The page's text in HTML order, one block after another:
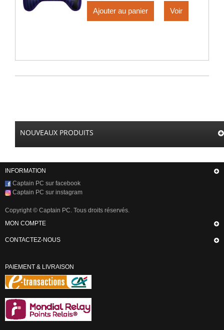
Ajouter au panier Voir
NOUVEAUX PRODUITS
INFORMATION
Captain PC sur facebook
Captain PC sur instagram
Copyright © Captain PC. Tous droits réservés.
MON COMPTE
CONTACTEZ-NOUS
PAIEMENT & LIVRAISON